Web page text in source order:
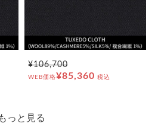
¥106,700
WEB価格¥85,360 税込
もっと見る